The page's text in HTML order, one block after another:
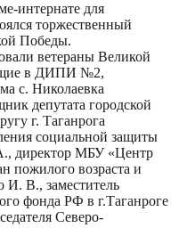
интернате для
торжественный
Победы.
ветераны Великой
в ДИПИ №2,
с. Николаевка
депутата городской
г. Таганрога
социальной защиты
директор МБУ «Центр
пожилого возраста и
И. В., заместитель
фонда РФ в г.Таганроге
Северо-